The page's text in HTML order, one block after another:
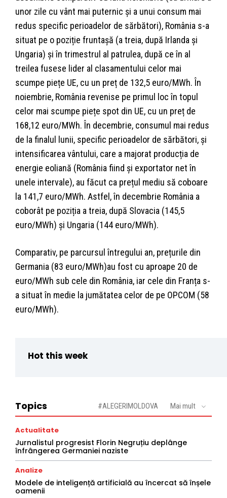
unor zile cu vânt mai puternic și a unui consum mai
redus specific perioadelor de sărbători), România s-a
situat pe o poziție fruntașă (a treia, după Irlanda și
Ungaria) și în trimestrul al patrulea, după ce în al
treilea fusese lider al clasamentului celor mai
scumpe piețe UE, cu un preț de 132,5 euro/MWh. În
noiembrie, România revenise pe primul loc în topul
celor mai scumpe piețe spot din UE, cu un preț de
168,12 euro/MWh. În decembrie, consumul mai redus
de la finalul lunii, specific perioadelor de sărbători, și
intensificarea vântului, care a majorat producția de
energie eoliană (România fiind și exportator net în
unele intervale), au făcut ca prețul mediu să coboare
la 141,7 euro/MWh. Astfel, în decembrie România a
coborât pe poziția a treia, după Slovacia (145,5
euro/MWh) și Ungaria (144 euro/MWh).
Comparativ, pe parcursul întregului an, prețurile din
Germania (83 euro/MWh)au fost cu aproape 20 de
euro/MWh sub cele din România, iar cele din Franța s-
a situat în medie la jumătatea celor de pe OPCOM (58
euro/MWh).
Hot this week
Topics #ALEGERIMOLDOVA Mai mult
Actualitate
Jurnalistul progresist Florin Negruțiu deplânge
înfrângerea Germaniei naziste
Analize
Modele de inteligență artificială au încercat să înșele
oamenii